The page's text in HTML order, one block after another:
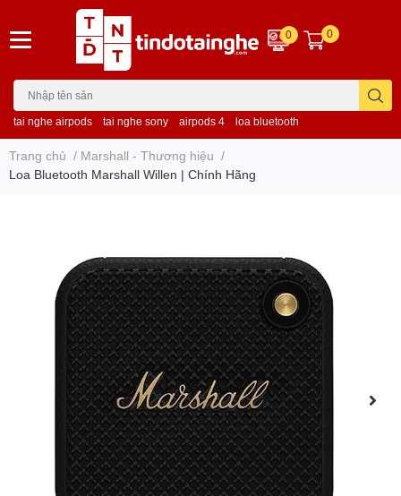
tai nghe airpods tai nghe sony airpods 4 loa bluetooth
0 0
Trang chủ / Marshall - Thương hiệu /
Loa Bluetooth Marshall Willen | Chính Hãng